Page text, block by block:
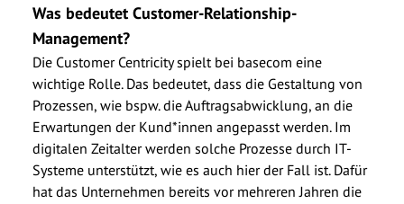
Was bedeutet Customer-Relationship-
Management?
Die Customer Centricity spielt bei basecom eine
wichtige Rolle. Das bedeutet, dass die Gestaltung von
Prozessen, wie bspw. die Auftragsabwicklung, an die
Erwartungen der Kund*innen angepasst werden. Im
digitalen Zeitalter werden solche Prozesse durch IT-
Systeme unterstützt, wie es auch hier der Fall ist. Dafür
hat das Unternehmen bereits vor mehreren Jahren die